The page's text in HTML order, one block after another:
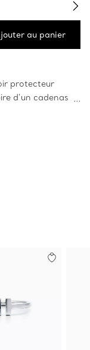
au panier
protecteur
d’un cadenas
de la
ce qui est
seule ou